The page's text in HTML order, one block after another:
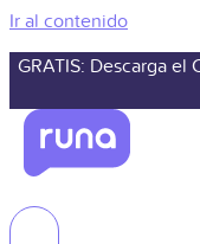
Ir al contenido
GRATIS: Descarga